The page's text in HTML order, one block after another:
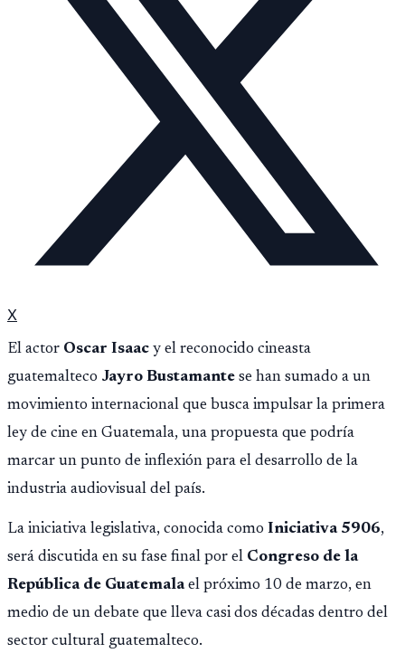
X
El actor Oscar Isaac y el reconocido cineasta
guatemalteco Jayro Bustamante se han sumado a un
movimiento internacional que busca impulsar la primera
ley de cine en Guatemala, una propuesta que podría
marcar un punto de inflexión para el desarrollo de la
industria audiovisual del país.
La iniciativa legislativa, conocida como Iniciativa 5906,
será discutida en su fase final por el Congreso de la
República de Guatemalael próximo 10 de marzo, en
medio de un debate que lleva casi dos décadas dentro del
sector cultural guatemalteco.